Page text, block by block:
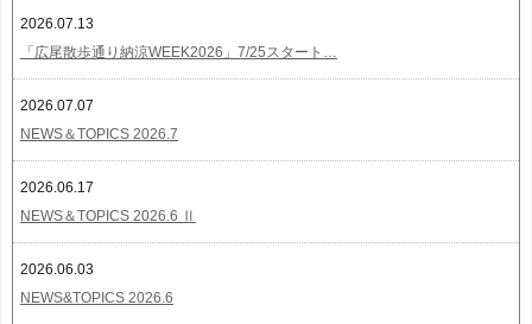
2026.07.13
「広尾散歩通り納涼WEEK2026」7/25スタート…
2026.07.07
NEWS＆TOPICS 2026.7
2026.06.17
NEWS＆TOPICS 2026.6 Ⅱ
2026.06.03
NEWS&TOPICS 2026.6